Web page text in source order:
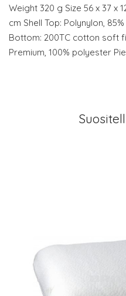
Weight 320 g Size 56 x 37 x
cm Shell Top: Polynylon,
Bottom: 200TC cotton soft
Premium, 100% polyester